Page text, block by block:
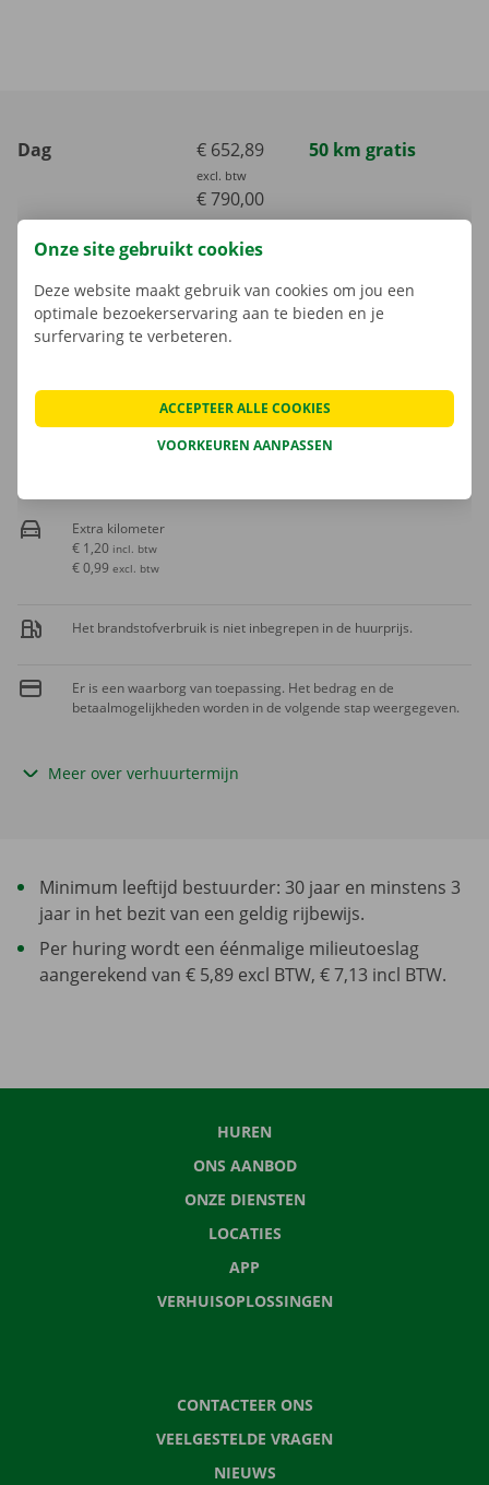
Dag € 652,89
excl. btw
€ 790,00
incl. btw
50 km gratis
excl. btw
€ 1580,00
incl. btw
Week (7 dagen) € 2314,05
excl. btw
€ 2800,00
700 km gratis
Extra kilometer
€ 1,20 incl. btw
€ 0,99 excl. btw
Het brandstofverbruik is niet inbegrepen in de huurprijs.
Er is een waarborg van toepassing. Het bedrag en de
betaalmogelijkheden worden in de volgende stap weergegeven.
Meer over verhuurtermijn
Minimum leeftijd bestuurder: 30 jaar en minstens 3
jaar in het bezit van een geldig rijbewijs.
Per huring wordt een éénmalige milieutoeslag
aangerekend van € 5,89 excl BTW, € 7,13 incl BTW.
HUREN
ONS AANBOD
ONZE DIENSTEN
LOCATIES
APP
VERHUISOPLOSSINGEN
CONTACTEER ONS
VEELGESTELDE VRAGEN
NIEUWS
Onze site gebruikt cookies
Deze website maakt gebruik van cookies om jou een
optimale bezoekerservaring aan te bieden en je
surfervaring te verbeteren.
VOORKEUREN AANPASSEN
ACCEPTEER ALLE COOKIES